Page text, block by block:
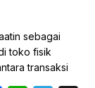
sebagai
toko fisik
transaksi